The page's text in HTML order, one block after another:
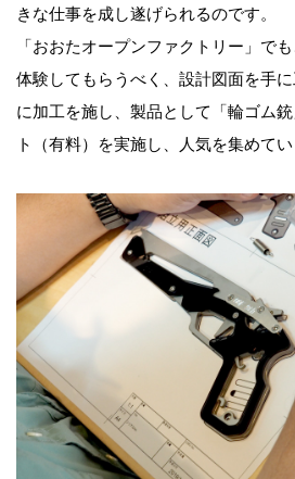
きな仕事を成し遂げられるのです。
「おおたオープンファクトリー」で
体験してもらうべく、設計図面を手
に加工を施し、製品として「輪ゴム
ト（有料）を実施し、人気を集めてい